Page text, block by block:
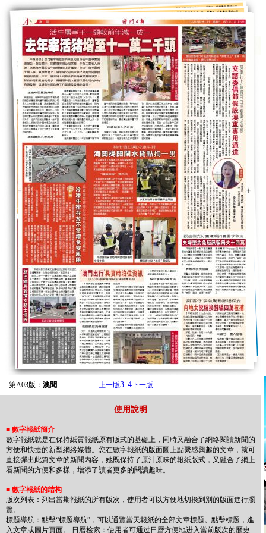
使用說明
■ 數字報紙簡介
數字報紙就是在保持紙質報紙原有版式的基礎上，同時又融合了網絡閱讀新聞的
方便和快捷的新型網絡媒體。您在數字報紙的版面圖上點繫感興趣的文章，就可
直接彈出此篇文章的新聞內容，她既保持了原汁原味的報紙版式，又融合了網上
看新聞的方便和多樣，增添了讀者更多的閱讀趣味。
■ 數字報紙的结构
版次列表：列出當期報紙的所有版次，使用者可以方便地切換到別的版面進行瀏
覽。
標题導航：點擊“標题導航”，可以通覽當天報紙的全部文章標题。點擊標题，進
入文章或圖片頁面。 日曆检索：使用者可通过日曆方便地进入當前版次的歷史
第A03版： 澳聞 上一版3 4下一版